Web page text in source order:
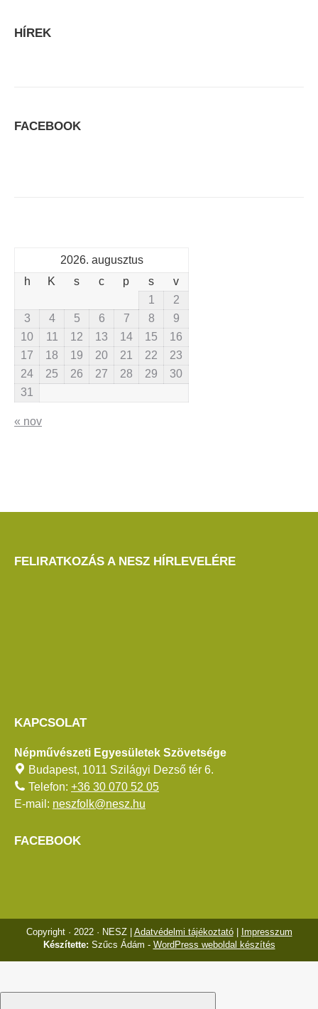
HÍREK
FACEBOOK
2026. augusztus
h
K s c p s
v
1
2
3
4 5 6 7 8
9
10
11 12 13 14 15
16
17
18 19 20 21 22
23
24
25 26 27 28 29
30
31
« nov
FELIRATKOZÁS A NESZ HÍRLEVELÉRE
KAPCSOLAT
Népművészeti Egyesületek Szövetsége
Budapest, 1011 Szilágyi Dezső tér 6.
Telefon: +36 30 070 52 05
E-mail: neszfolk@nesz.hu
FACEBOOK
Copyright · 2022 · NESZ | Adatvédelmi tájékoztató| Impresszum
Készítette: Szűcs Ádám - WordPress weboldal készítés